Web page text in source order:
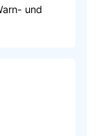
und